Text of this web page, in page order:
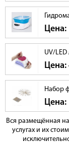
Цена:
UV/
Цена:
Набор
Цена:
Вся размещённая
услугах и их